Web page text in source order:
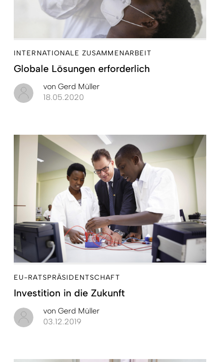
INTERNATIONALE ZUSAMMENARBEIT
Globale Lösungen erforderlich
von Gerd Müller
18.05.2020
EU-RATSPRÄSIDENTSCHAFT
Investition in die Zukunft
von Gerd Müller
03.12.2019